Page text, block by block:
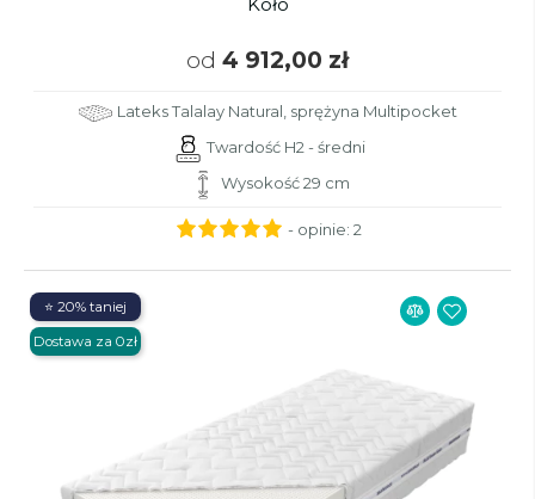
od 4 912,00 zł
Lateks Talalay Natural, sprężyna Multipocket
Twardość H2 - średni
Wysokość 29 cm
- opinie: 2
⭐ 20% taniej
Dostawa za 0zł